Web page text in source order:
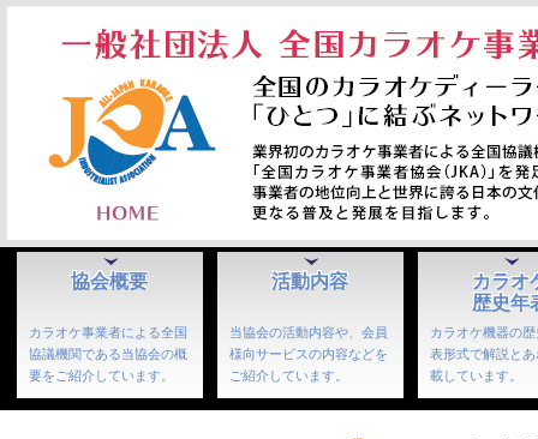
協会概要
カラオケ事業者による全国
協議機関である当協会の概
要をご紹介しています。
活動内容
当協会の活動内容や、会員
様向サービスの内容などを
ご紹介しています。
カラオ
歴史年
カラオケ機器の
表形式で解説と
載しています。